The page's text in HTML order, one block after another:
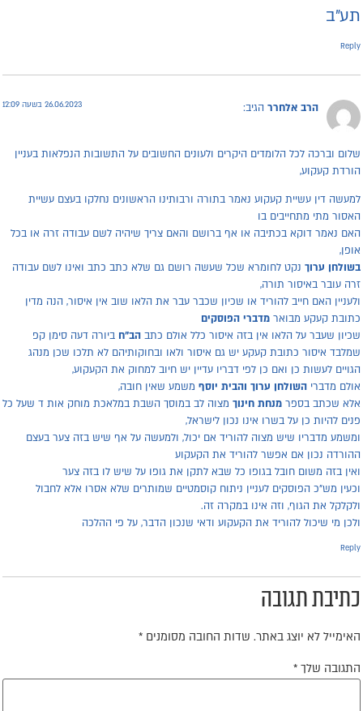
הרב אלחרר הגיב: 26.06.2023 בשעה 12:09
וברכה לכל הלומדים היקרים ולעונים החשובים על התשובות הנפלאות בעניין
קעקוע,
דין עשיית קעקוע נאמר בתורה ורבותינו הראשונים נחלקו בעצם עשיית
מתי מתחייבים בו
נאמר דוקא בכתיבה או אף ברושם והאם צריך שיהיה לשם עבודה זרה או בכל
ערוךנקט לחומרא שכל שעשה רושם גם שלא כתב כתב ואינו לשם עבודה
עובר באיסור תורה,
האם חייב להוריד או שכיון שכבר עבר את הלאו שוב אין איסור, הנה מדין
קעקע מבוארמדברי הפוסקים
שעבר על הלאו אין בזה איסור כלל אולם כתבהב"ח ביורה דעה סימן קפ
איסור כתובת קעקע יש גם איסור ולאו ובחוקותיהם לא תלכו שכן מנהג
לעשות כן ואם כן לפי דבריו עדיין יש חיוב למחוק את הקעקוע,
מדברי השולחן ערוך והבית יוסףמשמע שאין חובה,
שכתב בספרמנחת חינוךמצוה לב במוסך השבת במלאכת מוחק אות ד שעל כל
להיות כן על בשרו אינו נכון לישראל,
מדבריו שיש מצוה להוריד אם יכול, ולמעשה על אף שיש בזה צער בעצם
נכון אם אפשר להוריד את הקעקוע
בזה משום חובל בגופו כל שבא לתקן את גופו על שיש לו בזה צער
מש"כ הפוסקים לעניין ניתוח קוסמטיים שמותרים שלא אסרו אלא לחבול
את הגוף, וזה אינו במקרה זה.
מי שיכול להוריד את הקעקוע ודאי שנכון הדבר, על פי ההלכה
תגובה
לא יוצג באתר. שדות החובה מסומנים
שלך*